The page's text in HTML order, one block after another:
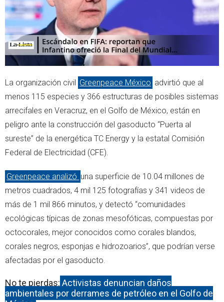
La organización civil Greenpeace México advirtió que al
menos 115 especies y 366 estructuras de posibles sistemas
arrecifales en Veracruz, en el Golfo de México, están en
peligro ante la construcción del gasoducto “Puerta al
sureste” de la energética TC Energy y la estatal Comisión
Federal de Electricidad (CFE).
Greenpeace analizó una superficie de 10.04 millones de
metros cuadrados, 4 mil 125 fotografías y 341 videos de
más de 1 mil 866 minutos, y detectó “comunidades
ecológicas típicas de zonas mesofóticas, compuestas por
octocorales, mejor conocidos como corales blandos,
corales negros, esponjas e hidrozoarios”, que podrían verse
afectadas por el gasoducto.
No te pierdas: Activistas denuncian daños
ambientales por derrames de petróleo en el Golfo de